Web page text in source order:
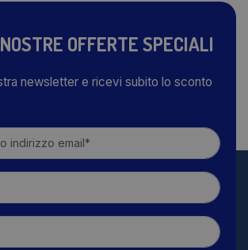
OFFERTE SPECIALI
newsletter e ricevi subito lo sconto